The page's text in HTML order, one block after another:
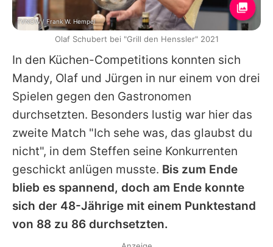
In den Küchen-Competitions konnten sich
Mandy, Olaf und Jürgen in nur einem von drei
Spielen gegen den Gastronomen
durchsetzten. Besonders lustig war hier das
zweite Match "Ich sehe was, das glaubst du
nicht", in dem Steffen seine Konkurrenten
geschickt anlügen musste. Bis zum Ende
blieb es spannend, doch am Ende konnte
sich der 48-Jährige mit einem Punktestand
von 88 zu 86 durchsetzten.
TVNOW / Frank W. Hempel
Olaf Schubert bei "Grill den Henssler" 2021